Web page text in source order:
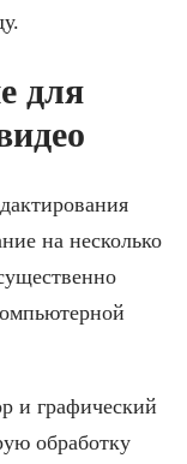
для
на несколько
и графический
обработку